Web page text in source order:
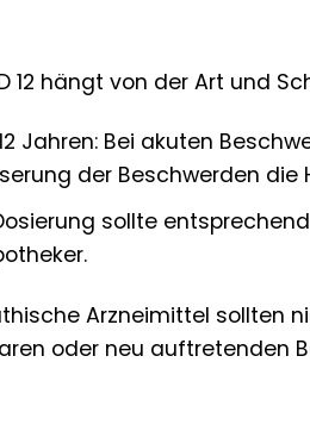
12 hängt von der Art und
Jahren: Bei akuten
der Beschwerden
sollte
Arzneimittel sollten
oder neu auftretenden